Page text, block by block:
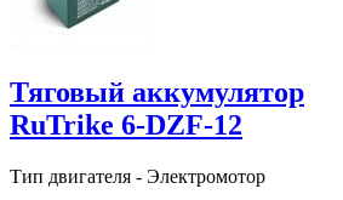
Тяговый аккумулятор
RuTrike 6-DZF-12
Тип двигателя - Электромотор